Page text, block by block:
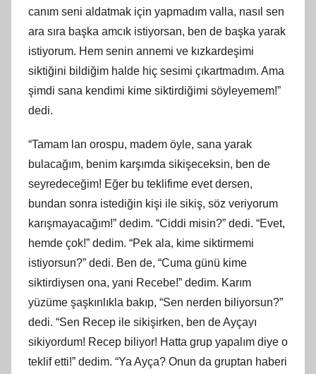
canım seni aldatmak için yapmadım valla, nasıl sen
ara sıra başka amcık istiyorsan, ben de başka yarak
istiyorum. Hem senin annemi ve kızkardeşimi
siktiğini bildiğim halde hiç sesimi çıkartmadım. Ama
şimdi sana kendimi kime siktirdiğimi söyleyemem!”
dedi.
“Tamam lan orospu, madem öyle, sana yarak
bulacağım, benim karşımda sikişeceksin, ben de
seyredeceğim! Eğer bu teklifime evet dersen,
bundan sonra istediğin kişi ile sikiş, söz veriyorum
karışmayacağım!” dedim. “Ciddi misin?” dedi. “Evet,
hemde çok!” dedim. “Pek ala, kime siktirmemi
istiyorsun?” dedi. Ben de, “Cuma günü kime
siktirdiysen ona, yani Recebe!” dedim. Karım
yüzüme şaşkınlıkla bakıp, “Sen nerden biliyorsun?”
dedi. “Sen Recep ile sikişirken, ben de Ayçayı
sikiyordum! Recep biliyor! Hatta grup yapalım diye o
teklif etti!” dedim. “Ya Ayça? Onun da gruptan haberi